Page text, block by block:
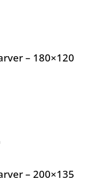
– 180×120
– 200×135